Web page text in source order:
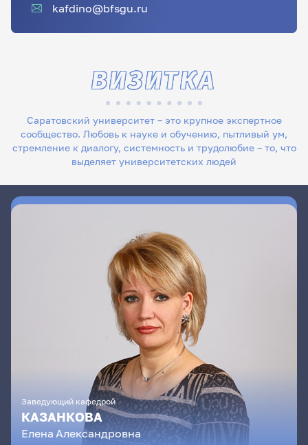
kafdino@bfsgu.ru
Саратовский университет – это крупное экспертное
сообщество. Любовь к науке и обучению, пытливый ум,
стремление к диалогу, системность и трудолюбие – то, что
выделяет университетских людей
ВИЗИТКА
Заведующий кафедрой
КАЗАНКОВА
Елена Александровна